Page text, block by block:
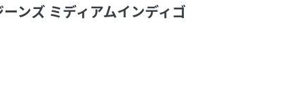
ンズ ミディアムインディゴ